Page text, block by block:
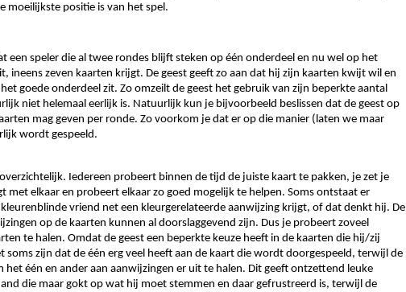
moeilijkste positie is van het spel.
een speler die al twee rondes blijft steken op één onderdeel en nu wel op het
ineens zeven kaarten krijgt. De geest geeft zo aan dat hij zijn kaarten kwijt wil en
goede onderdeel zit. Zo omzeilt de geest het gebruik van zijn beperkte aantal
niet helemaal eerlijk is. Natuurlijk kun je bijvoorbeeld beslissen dat de geest op
mag geven per ronde. Zo voorkom je dat er op die manier (laten we maar
wordt gespeeld.
Iedereen probeert binnen de tijd de juiste kaart te pakken, je zet je
met elkaar en probeert elkaar zo goed mogelijk te helpen. Soms ontstaat er
vriend net een kleurgerelateerde aanwijzing krijgt, of dat denkt hij. De
op de kaarten kunnen al doorslaggevend zijn. Dus je probeert zoveel
te halen. Omdat de geest een beperkte keuze heeft in de kaarten die hij/zij
soms zijn dat de één erg veel heeft aan de kaart die wordt doorgespeeld, terwijl de
het één en ander aan aanwijzingen er uit te halen. Dit geeft ontzettend leuke
die maar gokt op wat hij moet stemmen en daar gefrustreerd is, terwijl de